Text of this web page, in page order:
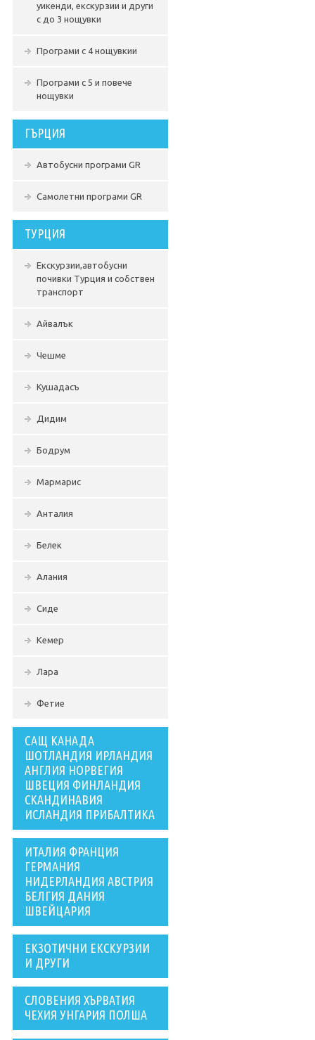
уикенди, екскурзии и други
с до 3 нощувки
Програми с 4 нощувкии
Програми с 5 и повече
нощувки
ГЪРЦИЯ
Автобусни програми GR
Самолетни програми GR
ТУРЦИЯ
Екскурзии,автобусни
почивки Турция и собствен
транспорт
Айвалък
Чешме
Кушадасъ
Дидим
Бодрум
Мармарис
Анталия
Белек
Алания
Сиде
Кемер
Лара
Фетие
САЩ КАНАДА
ШОТЛАНДИЯ ИРЛАНДИЯ
АНГЛИЯ НОРВЕГИЯ
ШВЕЦИЯ ФИНЛАНДИЯ
СКАНДИНАВИЯ
ИСЛАНДИЯ ПРИБАЛТИКА
ИТАЛИЯ ФРАНЦИЯ
ГЕРМАНИЯ
НИДЕРЛАНДИЯ АВСТРИЯ
БЕЛГИЯ ДАНИЯ
ШВЕЙЦАРИЯ
ЕКЗОТИЧНИ ЕКСКУРЗИИ
И ДРУГИ
СЛОВЕНИЯ ХЪРВАТИЯ
ЧЕХИЯ УНГАРИЯ ПОЛША